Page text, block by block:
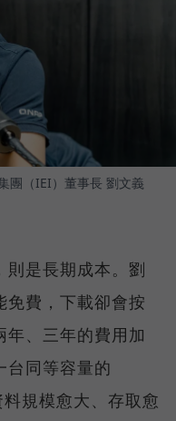
團（IEI）董事長 劉文義
則是長期成本。劉
免費，下載卻會按
、三年的費用加
台同等容量的
規模愈大、存取愈